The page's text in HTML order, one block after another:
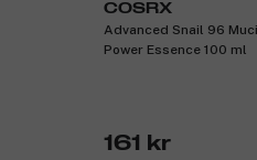
COSRX
Advanced Snail 96
Power Essence 100 ml
161 kr